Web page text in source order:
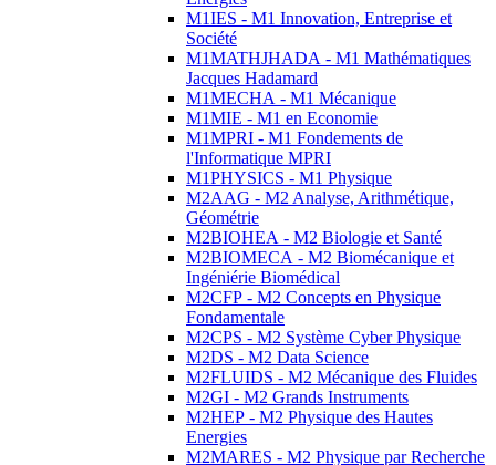
M1IES - M1 Innovation, Entreprise et
Société
M1MATHJHADA - M1 Mathématiques
Jacques Hadamard
M1MECHA - M1 Mécanique
M1MIE - M1 en Economie
M1MPRI - M1 Fondements de
l'Informatique MPRI
M1PHYSICS - M1 Physique
M2AAG - M2 Analyse, Arithmétique,
Géométrie
M2BIOHEA - M2 Biologie et Santé
M2BIOMECA - M2 Biomécanique et
Ingéniérie Biomédical
M2CFP - M2 Concepts en Physique
Fondamentale
M2CPS - M2 Système Cyber Physique
M2DS - M2 Data Science
M2FLUIDS - M2 Mécanique des Fluides
M2GI - M2 Grands Instruments
M2HEP - M2 Physique des Hautes
Energies
M2MARES - M2 Physique par Recherche